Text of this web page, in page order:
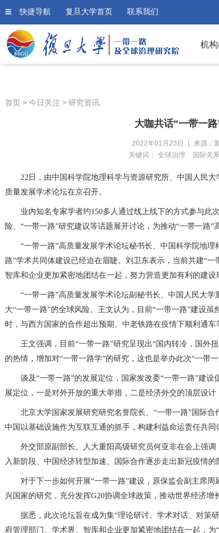
快捷导航 复旦大学首页 联系我们
机
首页 > 今日关注 > 研究资讯
大咖共话“一带一
2022年01月23日 | 来源：
关键词： 全球治理 国际关
22日，由中国科学院地理科学与资源研究所、中国人民
质量发展学术论坛在京召开。
业内知名专家学者约150多人通过线上线下的方式参与此
险、“一带一路”研究建议等话题展开讨论，为推动“一带一路”
“一带一路”高质量发展学术论坛秘书长、中国科学院地
路”学术共同体建设已经迫在眉睫。刘卫东表示，当前共建“
智库和企业更加紧密地团结在一起，努力营造更加有利的建设
“一带一路”高质量发展学术论坛副秘书长、中国人民大
大“一带一路”的全球风险。王文认为，目前“一带一路”建设
时，与西方国家的合作超出预期、中老铁路在疫情下顺利通
王文强调，目前“一带一路”研究呈现出“国内转冷，国外
的热情，增加对“一带一路学”的研究，这也是举办此次“一带
谈及“一带一路”的发展定位，国家发改委“一带一路”建
展定位，一是对外开放的重大举措，二是经济外交的顶层设
北京大学国家发展研究研究名誉院长、“一带一路”国际
中国以基础设施作为互联互通的抓手，构建利益命运责任共
外交部原副部长、人大重阳高级研究员何亚非在会上强
入新阶段、中国经济转型加速、国际合作逐步走出新冠疫情
对于下一步如何开展“一带一路”建设，原保监会副主席
兴国家的研究，充分发挥G20协调全球政策，推动世界经济
据悉，此次论坛旨在成为集“理论研讨、学术对话、对策
府管理部门、学术界、智库和企业更加紧密地团结在一起，